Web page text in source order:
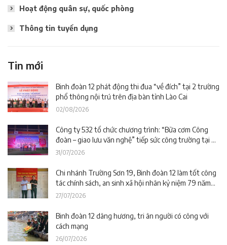
Hoạt động quân sự, quốc phòng
Thông tin tuyển dụng
Tin mới
Binh đoàn 12 phát động thi đua “về đích” tại 2 trường
phổ thông nội trú trên địa bàn tỉnh Lào Cai
02/08/2026
Công ty 532 tổ chức chương trình: “Bữa cơm Công
đoàn – giao lưu văn nghệ” tiếp sức công trường tại dự
án Trường phổ thông nội trú liên cấp La Êê (TP. Đà
31/07/2026
Chi nhánh Trường Sơn 19, Binh đoàn 12 làm tốt công
tác chính sách, an sinh xã hội nhân kỷ niệm 79 năm
Ngày Thương binh – Liệt sĩ
27/07/2026
Binh đoàn 12 dâng hương, tri ân người có công với
cách mạng
26/07/2026